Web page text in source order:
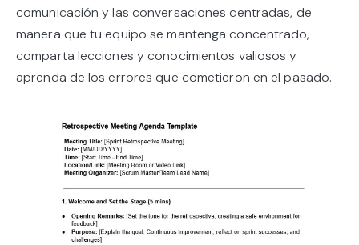
comunicación y las conversaciones centradas, de
manera que tu equipo se mantenga concentrado,
comparta lecciones y conocimientos valiosos y
aprenda de los errores que cometieron en el pasado.